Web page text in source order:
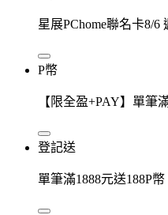
星展PChome聯名卡8/6
P幣
【限全盈+PAY】單筆
登記送
單筆滿1888元送188P幣